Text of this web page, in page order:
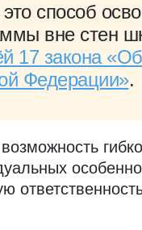
способ
вне стен
17 закона «Об
Федерации».